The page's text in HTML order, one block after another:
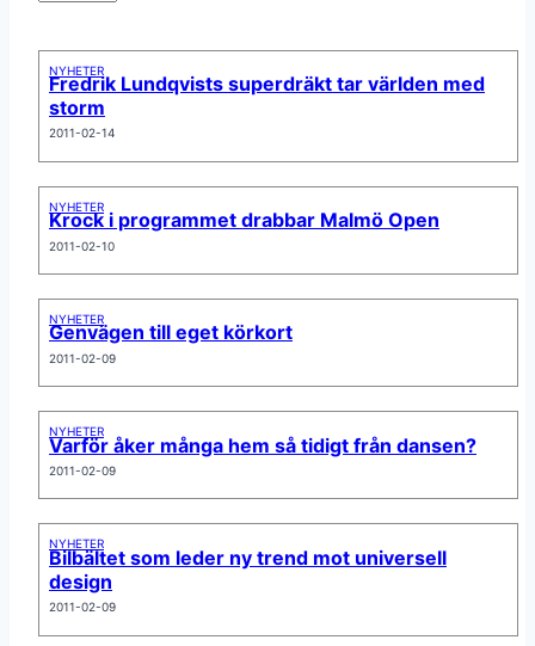
NYHETER
Fredrik Lundqvists superdräkt tar världen med
storm
2011-02-14
NYHETER
Krock i programmet drabbar Malmö Open
2011-02-10
NYHETER
Genvägen till eget körkort
2011-02-09
NYHETER
Varför åker många hem så tidigt från dansen?
2011-02-09
NYHETER
Bilbältet som leder ny trend mot universell
design
2011-02-09